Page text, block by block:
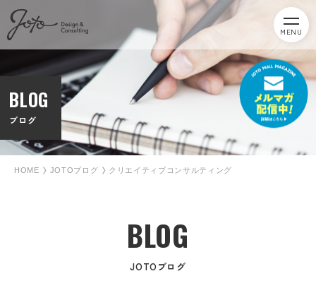
MENU
BLOG
ブログ
HOME JOTOブログ クリエイティブコンサルティング
BLOG
JOTOブログ